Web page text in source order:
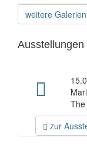
weitere Galerien
Ausstellungen
The
zur